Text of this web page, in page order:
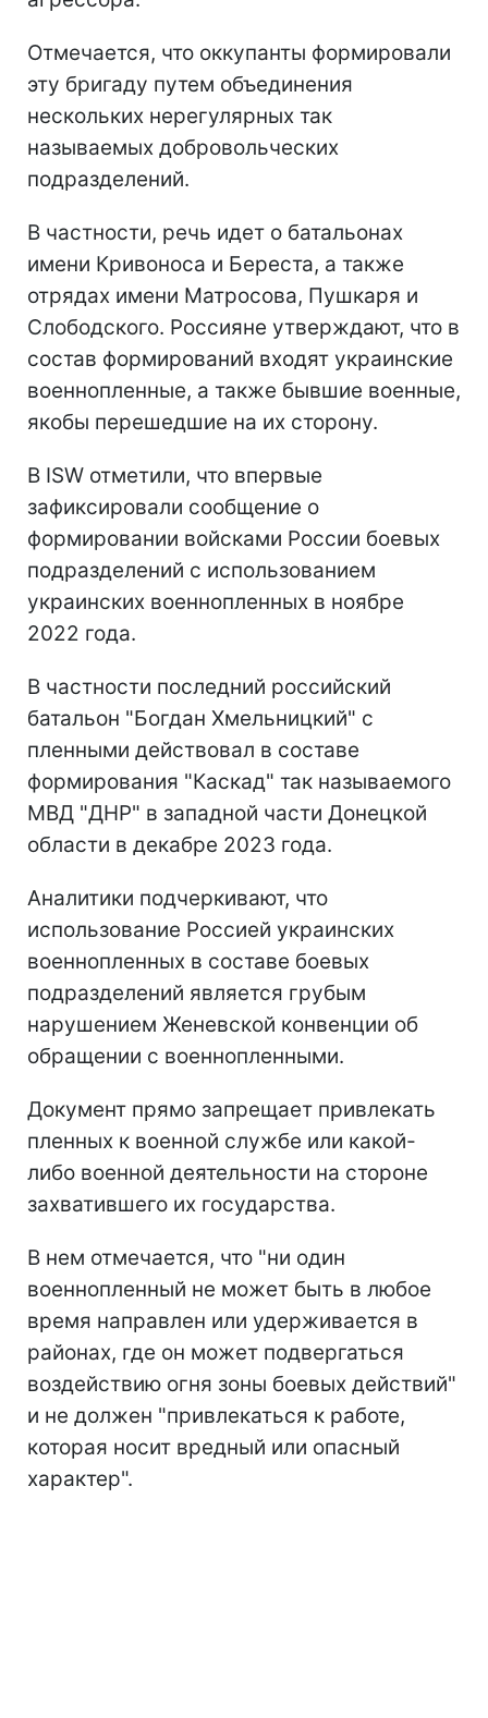
Отмечается, что оккупанты формировали
эту бригаду путем объединения
нескольких нерегулярных так
называемых добровольческих
подразделений.
В частности, речь идет о батальонах
имени Кривоноса и Береста, а также
отрядах имени Матросова, Пушкаря и
Слободского. Россияне утверждают, что в
состав формирований входят украинские
военнопленные, а также бывшие военные,
якобы перешедшие на их сторону.
В ISW отметили, что впервые
зафиксировали сообщение о
формировании войсками России боевых
подразделений с использованием
украинских военнопленных в ноябре
2022 года.
В частности последний российский
батальон "Богдан Хмельницкий" с
пленными действовал в составе
формирования "Каскад" так называемого
МВД "ДНР" в западной части Донецкой
области в декабре 2023 года.
Аналитики подчеркивают, что
использование Россией украинских
военнопленных в составе боевых
подразделений является грубым
нарушением Женевской конвенции об
обращении с военнопленными.
Документ прямо запрещает привлекать
пленных к военной службе или какой-
либо военной деятельности на стороне
захватившего их государства.
В нем отмечается, что "ни один
военнопленный не может быть в любое
время направлен или удерживается в
районах, где он может подвергаться
воздействию огня зоны боевых действий"
и не должен "привлекаться к работе,
которая носит вредный или опасный
характер".